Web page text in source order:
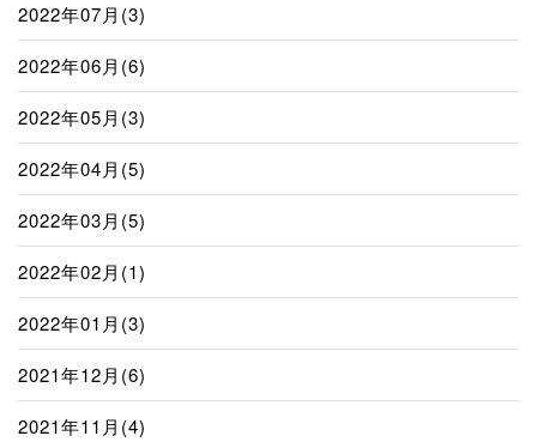
2022年07月(3)
2022年06月(6)
2022年05月(3)
2022年04月(5)
2022年03月(5)
2022年02月(1)
2022年01月(3)
2021年12月(6)
2021年11月(4)